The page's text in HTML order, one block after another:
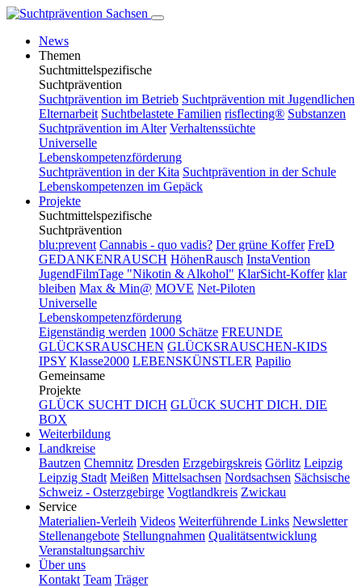
News
Themen
Suchtmittelspezifische
Suchtprävention
Suchtprävention im Betrieb Suchtprävention mit Jugendlichen
Elternarbeit Suchtbelastete Familien risflecting® Substanzen
Suchtprävention im Alter Verhaltenssüchte
Universelle
Lebenskompetenzförderung
Suchtprävention in der Kita Suchtprävention in der Schule
Lebenskompetenzen im Gepäck
Projekte
Suchtmittelspezifische
Suchtprävention
blu:prevent Cannabis - quo vadis? Der grüne Koffer FreD
GEDANKENRAUSCH HöhenRausch InstaVention
JugendFilmTage "Nikotin & Alkohol" KlarSicht-Koffer klar
bleiben Max & Min@ MOVE Net-Piloten
Universelle
Lebenskompetenzförderung
Eigenständig werden 1000 Schätze FREUNDE
GLÜCKSRAUSCHEN GLÜCKSRAUSCHEN-KIDS
IPSY Klasse2000 LEBENSKÜNSTLER Papilio
Gemeinsame
Projekte
GLÜCK SUCHT DICH GLÜCK SUCHT DICH. DIE
BOX
Weiterbildung
Landkreise
Bautzen Chemnitz Dresden Erzgebirgskreis Görlitz Leipzig
Leipzig Stadt Meißen Mittelsachsen Nordsachsen Sächsische
Schweiz - Osterzgebirge Vogtlandkreis Zwickau
Service
Materialien-Verleih Videos Weiterführende Links Newsletter
Stellenangebote Stellungnahmen Qualitätsentwicklung
Veranstaltungsarchiv
Über uns
Kontakt Team Träger